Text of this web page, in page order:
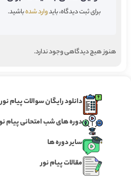
برای ثبت دیدگاه، بایدوارد شدهباشید.
هنوز هیچ دیدگاهی وجود ندارد.
دانلود رایگان سوالات پیام نور
دوره های شب امتحانی پیام
سایر دوره ها
مقالات پیام نور